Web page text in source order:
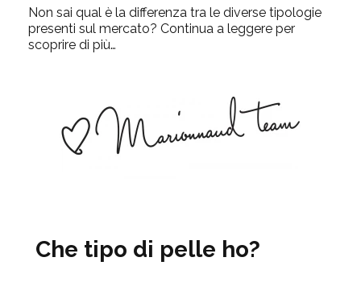
Non sai qual è la differenza tra le diverse tipologie
presenti sul mercato? Continua a leggere per
scoprire di più…
Che tipo di pelle ho?